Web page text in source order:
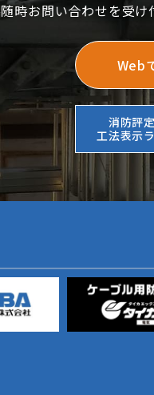
随時お問い合わせを受け
Web
消防評
工法表示